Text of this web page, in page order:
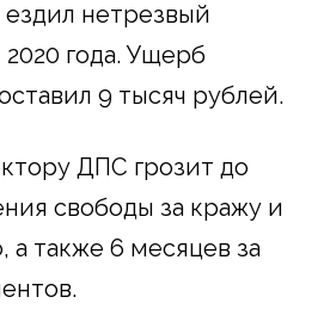
ездил нетрезвый
года. Ущерб
9 тысяч рублей.
ДПС грозит до
свободы за кражу и
также 6 месяцев за